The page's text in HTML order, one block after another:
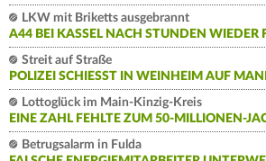
LKW mit Briketts ausgebrannt
A44 BEI KASSEL NACH STUNDEN WIEDER
Streit auf Straße
POLIZEI SCHIESST IN WEINHEIM AUF MANN
Lottoglück im Main-Kinzig-Kreis
EINE ZAHL FEHLTE ZUM 50-MILLIONEN-
Betrugsalarm in Fulda